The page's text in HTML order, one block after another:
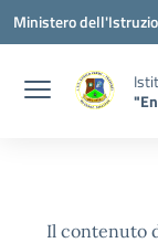
Vai ai contenuti
Vai al menu di
Vai al footer
Ministero
Il contenuto